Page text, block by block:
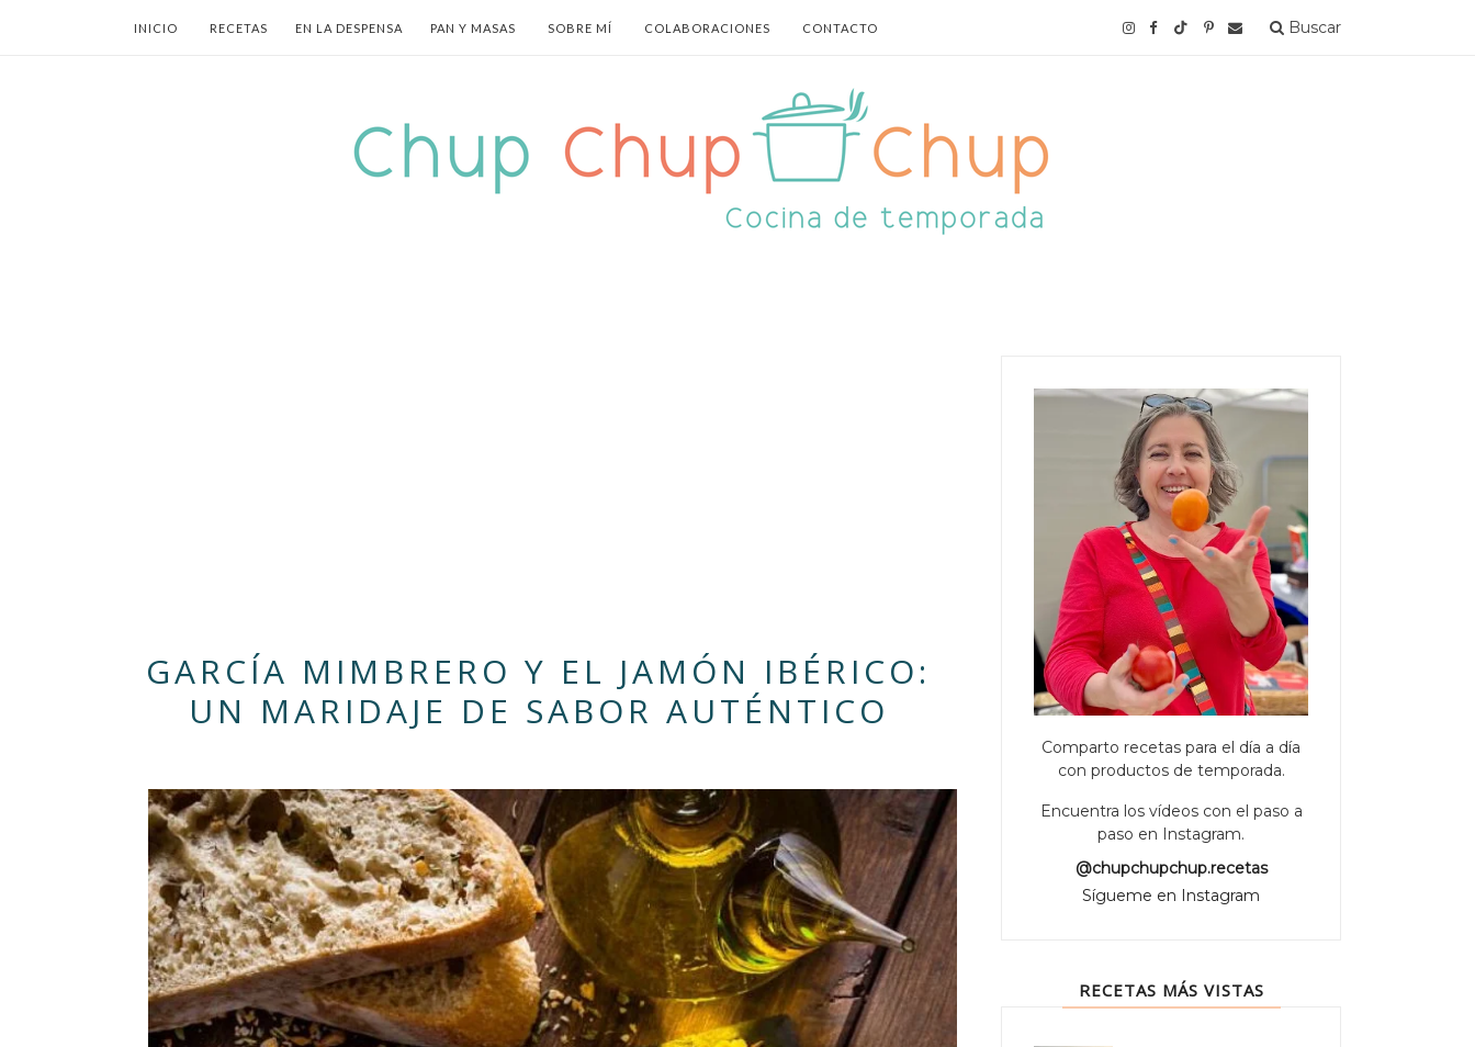
INICIO RECETAS EN LA DESPENSA PAN Y MASAS SOBRE MÍ COLABORACIONES CONTACTO Buscar
GARCÍA MIMBRERO Y EL JAMÓN IBÉRICO:
UN MARIDAJE DE SABOR AUTÉNTICO
Comparto recetas para el día a día
con productos de temporada.
Encuentra los vídeos con el paso a
paso en Instagram.
@chupchupchup.recetas
Sígueme en Instagram
RECETAS MÁS VISTAS